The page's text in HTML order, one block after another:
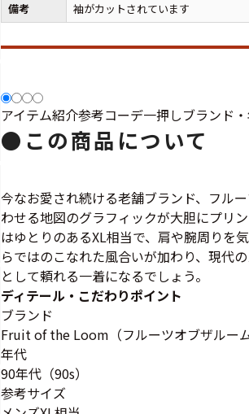
備考
袖がカットされています
アイテム紹介参考コーデ一押しブランド
● この商品について
今なお愛され続ける老舗ブランド、フル
わせる地図のグラフィックが大胆にプリ
はゆとりのあるXL相当で、肩や腕周りを
らではのこなれた風合いが加わり、現代
として頼れる一着になるでしょう。
ディテール・こだわりポイント
ブランド
Fruit of the Loom（フルーツオブザルーム
年代
90年代（90s）
参考サイズ